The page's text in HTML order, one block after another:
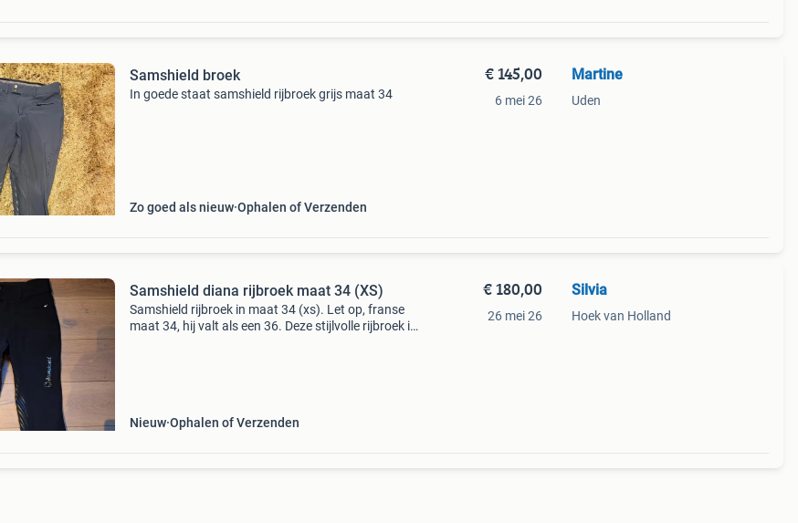
Samshield broek
In goede staat samshield rijbroek grijs maat 34
Zo goed als nieuw Ophalen of Verzenden
€ 145,00
6 mei 26
Martine
Uden
Samshield diana rijbroek maat 34 (XS)
Samshield rijbroek in maat 34 (xs). Let op, franse
maat 34, hij valt als een 36. Deze stijlvolle rijbroek is
Nieuw Ophalen of Verzenden
€ 180,00
26 mei 26
Silvia
Hoek van Holland